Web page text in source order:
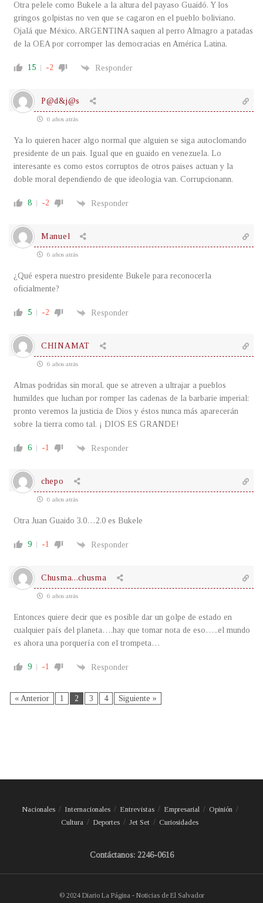
Otra pelele como Bukele a la altura del payaso Guaidó. Y los
gringos golpistas no ven que se cagaron en el pueblo boliviano.
Ojalá que México, ARGENTINA saquen al perro Almagro a patadas
de la OEA por corromper las democracias en América Latina.
15 -2 Responder
P@d&j@s
6 años atrás
Ya lo quieren hacer algo normal que alguien se siga autoclomando
presidente de un pais. Igual que en guaido en venezuela. Lo
interesante es como estos corruptos de otros paises actuan y la
doble moral dependiendo de que ideologia van. Corrupcionann.
8 -2 Responder
Manuel
6 años atrás
¿Qué espera nuestro presidente Bukele para reconocerla
oficialmente?
5 -2 Responder
CHINAMAT
6 años atrás
Almas podridas sin moral, que se atreven a ultrajar a pueblos
humildes que luchan por romper las cadenas de la barbarie imperial:
pronto veremos la justicia de Dios y éstos nunca más aparecerán
sobre la tierra como tal. ¡ DIOS ES GRANDE!
6 -1 Responder
chepo
6 años atrás
Otra Juan Guaido 3.0…2.0 es Bukele
9 -1 Responder
Chusma...chusma
6 años atrás
Entonces quiere decir que es posible dar un golpe de estado en
cualquier país del planeta….hay que tomar nota de eso…..el mundo
es ahora una porquería con el trompeta…
9 -1 Responder
« Anterior 1 2 3 4 Siguiente »
Nacionales Internacionales Entrevistas Empresarial
Opinión
Cultura
Deportes Jet Set Curiosidades
Contáctanos: 2246-0616
© 2024 Diario La Página - Noticias de El Salvador